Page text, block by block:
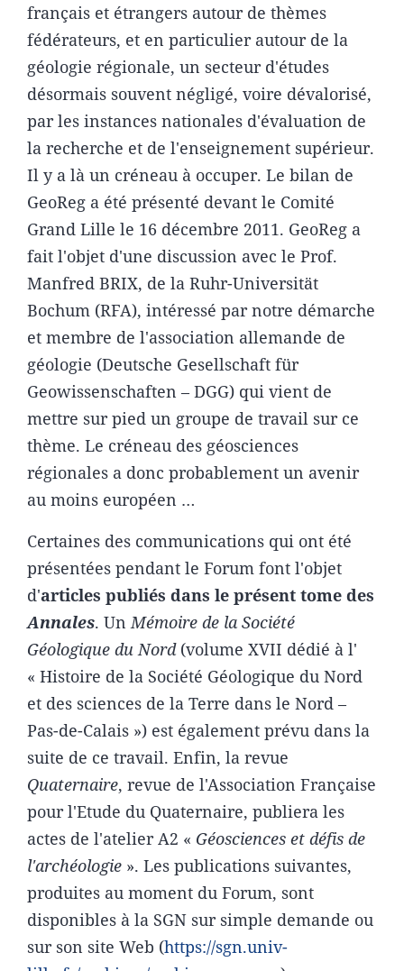
français et étrangers autour de thèmes
fédérateurs, et en particulier autour de la
géologie régionale, un secteur d'études
désormais souvent négligé, voire dévalorisé,
par les instances nationales d'évaluation de
la recherche et de l'enseignement supérieur.
Il y a là un créneau à occuper. Le bilan de
GeoReg a été présenté devant le Comité
Grand Lille le 16 décembre 2011. GeoReg a
fait l'objet d'une discussion avec le Prof.
Manfred BRIX, de la Ruhr-Universität
Bochum (RFA), intéressé par notre démarche
et membre de l'association allemande de
géologie (Deutsche Gesellschaft für
Geowissenschaften – DGG) qui vient de
mettre sur pied un groupe de travail sur ce
thème. Le créneau des géosciences
régionales a donc probablement un avenir
au moins européen …
Certaines des communications qui ont été
présentées pendant le Forum font l'objet
d'articles publiés dans le présent tome des
Annales. UnMémoire de la Société
Géologique du Nord(volume XVII dédié à l'
« Histoire de la Société Géologique du Nord
et des sciences de la Terre dans le Nord –
Pas-de-Calais ») est également prévu dans la
suite de ce travail. Enfin, la revue
Quaternaire, revue de l'Association Française
pour l'Etude du Quaternaire, publiera les
actes de l'atelier A2 « Géosciences et défis de
l'archéologie ». Les publications suivantes,
produites au moment du Forum, sont
disponibles à la SGN sur simple demande ou
sur son site Web (https://sgn.univ-